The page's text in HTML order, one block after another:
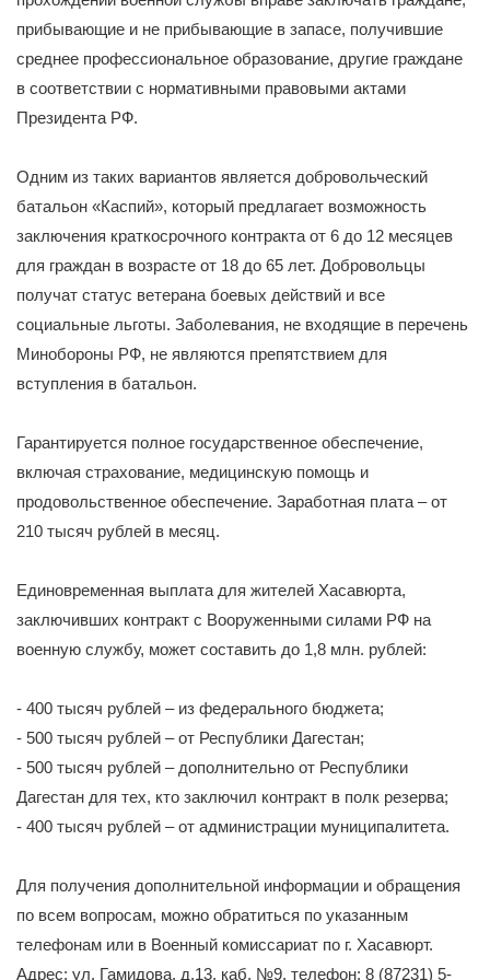
прибывающие и не прибывающие в запасе, получившие
среднее профессиональное образование, другие граждане
в соответствии с нормативными правовыми актами
Президента РФ.
Одним из таких вариантов является добровольческий
батальон «Каспий», который предлагает возможность
заключения краткосрочного контракта от 6 до 12 месяцев
для граждан в возрасте от 18 до 65 лет. Добровольцы
получат статус ветерана боевых действий и все
социальные льготы. Заболевания, не входящие в перечень
Минобороны РФ, не являются препятствием для
вступления в батальон.
Гарантируется полное государственное обеспечение,
включая страхование, медицинскую помощь и
продовольственное обеспечение. Заработная плата – от
210 тысяч рублей в месяц.
Единовременная выплата для жителей Хасавюрта,
заключивших контракт с Вооруженными силами РФ на
военную службу, может составить до 1,8 млн. рублей:
- 400 тысяч рублей – из федерального бюджета;
- 500 тысяч рублей – от Республики Дагестан;
- 500 тысяч рублей – дополнительно от Республики
Дагестан для тех, кто заключил контракт в полк резерва;
- 400 тысяч рублей – от администрации муниципалитета.
Для получения дополнительной информации и обращения
по всем вопросам, можно обратиться по указанным
телефонам или в Военный комиссариат по г. Хасавюрт.
Адрес: ул. Гамидова, д.13, каб. №9, телефон: 8 (87231) 5-